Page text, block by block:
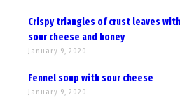
Crispy triangles of crust leaves
sour cheese and honey
January 9, 2020
Fennel soup with sour cheese
January 9, 2020